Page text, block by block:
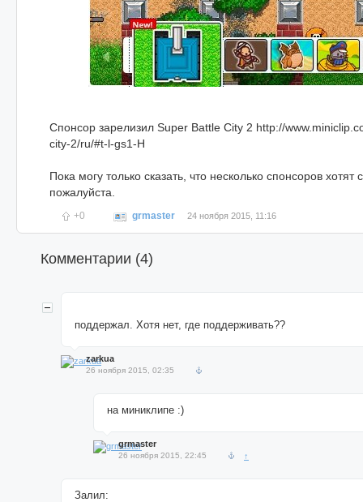
Спонсор зарелизил Super Battle City 2 http://
city-2/ru/#t-l-gs1-H
Пока могу только сказать, что несколько спонсоров
пожалуйста.
+0 grmaster 24 ноября 2015, 11:16
Комментарии (4)
поддержал. Хотя нет, где поддерживать??
zarkua
26 ноября 2015, 02:35
на миниклипе :)
grmaster
26 ноября 2015, 22:45 ↑
Залил: